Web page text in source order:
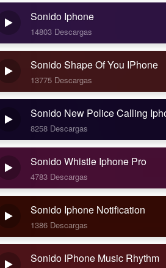
Sonido Iphone
14803 Descargas
Sonido Shape Of You IPhone
13775 Descargas
Sonido New Police Calling
8258 Descargas
Sonido Whistle Iphone Pro
4783 Descargas
Sonido Iphone Notification
1386 Descargas
Sonido IPhone Music Rhythm